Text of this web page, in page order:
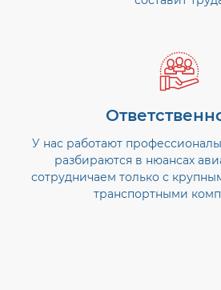
У нас работают
разбираются в нюансах
сотрудничаем только с
транспортными